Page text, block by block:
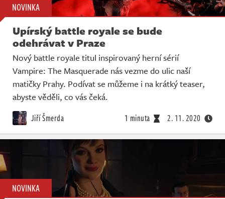
NOVINKA
Upírský battle royale se bude
odehrávat v Praze
Nový battle royale titul inspirovaný herní sérií
Vampire: The Masquerade nás vezme do ulic naší
matičky Prahy. Podívat se můžeme i na krátký teaser,
abyste věděli, co vás čeká.
Jiří Šmerda 1 minuta 2. 11. 2020
NOVINKA